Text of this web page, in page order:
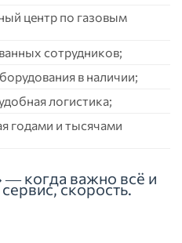
центр по газовым
сотрудников;
в наличии;
логистика;
годами и тысячами
когда важно всё и
скорость.